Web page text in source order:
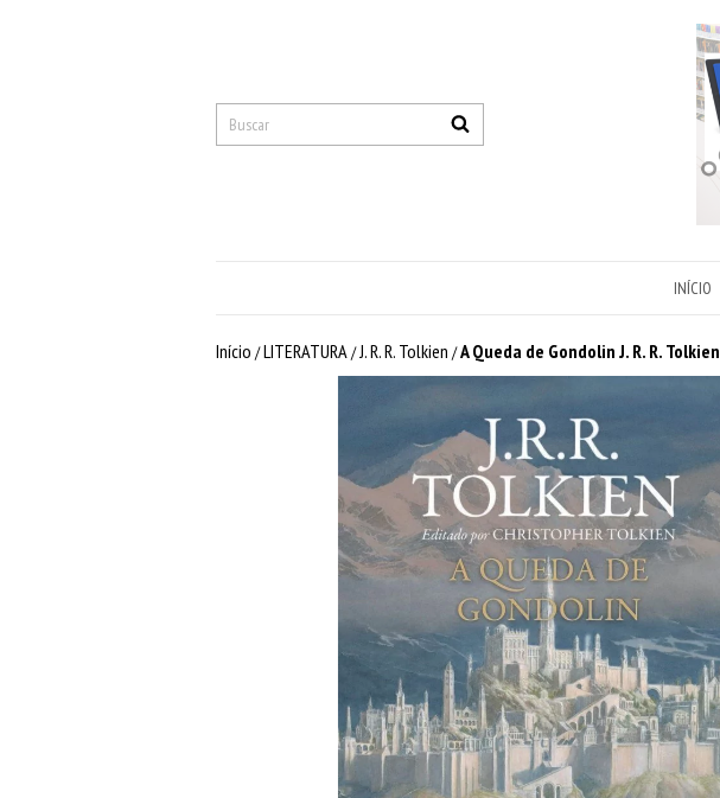
INÍCIO
Início /LITERATURA/J. R. R. Tolkien /A Queda de Gondolin J. R. R. Tolkien